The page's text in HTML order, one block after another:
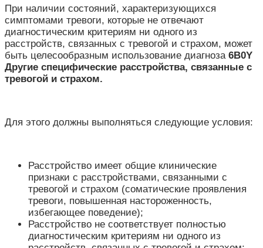
При наличии состояний, характеризующихся
симптомами тревоги, которые не отвечают
диагностическим критериям ни одного из
расстройств, связанных с тревогой и страхом, может
быть целесообразным использование диагноза 6B0Y
Другие специфические расстройства, связанные с
тревогой и страхом.
Для этого должны выполняться следующие условия:
Расстройство имеет общие клинические
признаки с расстройствами, связанными с
тревогой и страхом (соматические проявления
тревоги, повышенная настороженность,
избегающее поведение);
Расстройство не соответствует полностью
диагностическим критериям ни одного из